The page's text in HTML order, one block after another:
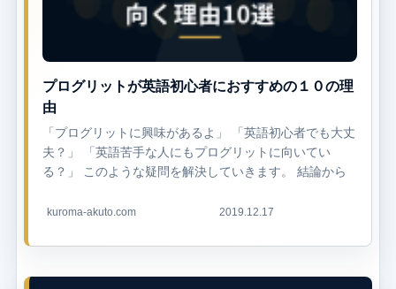
プログリットが英語初心者におすすめの１０の理
由
「プログリットに興味があるよ」 「英語初心者でも大丈
夫？」 「英語苦手な人にもプログリットに向いてい
る？」 このような疑問を解決していきます。 結論から
kuroma-akuto.com 2019.12.17